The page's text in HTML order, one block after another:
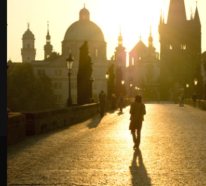
#028 Калейдоскоп
#004 Однажды